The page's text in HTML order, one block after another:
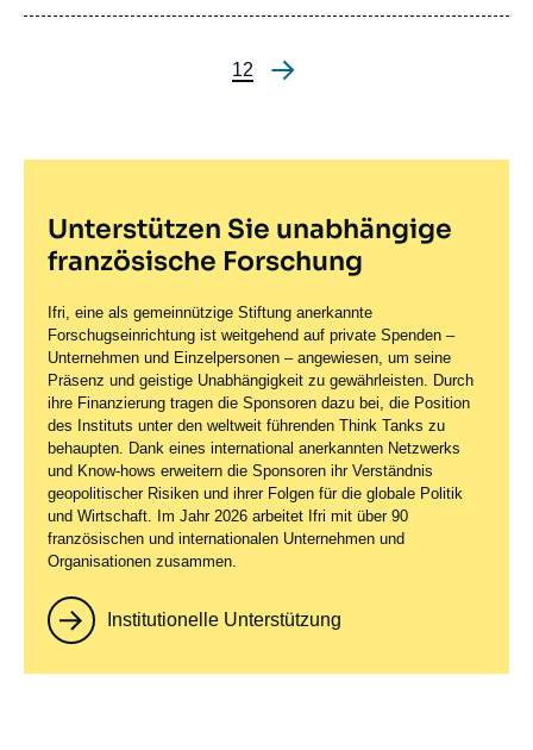
Seite
1Seite
2
Unterstützen Sie unabhängige
französische Forschung
Ifri, eine als gemeinnützige Stiftung anerkannte
Forschugseinrichtung ist weitgehend auf private Spenden –
Unternehmen und Einzelpersonen – angewiesen, um seine
Präsenz und geistige Unabhängigkeit zu gewährleisten. Durch
ihre Finanzierung tragen die Sponsoren dazu bei, die Position
des Instituts unter den weltweit führenden Think Tanks zu
behaupten. Dank eines international anerkannten Netzwerks
und Know-hows erweitern die Sponsoren ihr Verständnis
geopolitischer Risiken und ihrer Folgen für die globale Politik
und Wirtschaft. Im Jahr 2026 arbeitet Ifri mit über 90
französischen und internationalen Unternehmen und
Organisationen zusammen.
Institutionelle Unterstützung